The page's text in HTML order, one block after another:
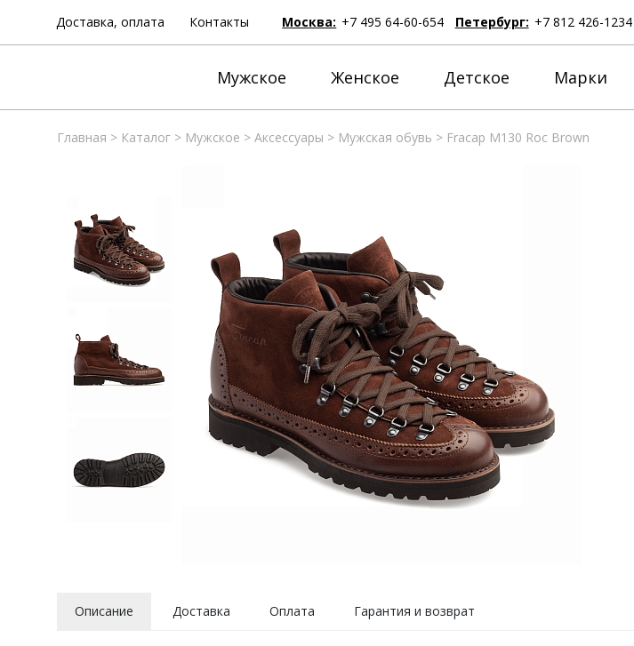
Доставка, оплата Контакты Москва: +7 495 64-60-654 Петербург: +7 812 426-1234
Мужское Женское Детское Марки
Главная > Каталог> Мужское > Аксессуары > Мужская обувь > Fracap M130 Roc Brown
Описание Доставка Оплата Гарантия и возврат